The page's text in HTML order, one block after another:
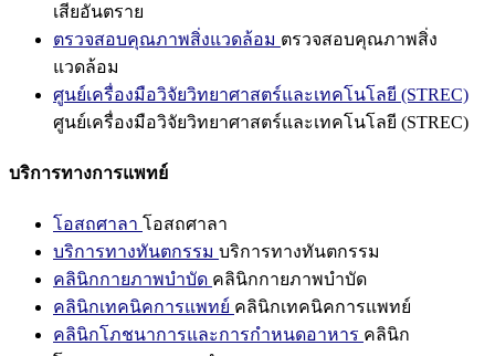
เสียอันตราย
ตรวจสอบคุณภาพสิ่งแวดล้อม ตรวจสอบคุณภาพสิ่ง
แวดล้อม
ศูนย์เครื่องมือวิจัยวิทยาศาสตร์และเทคโนโลยี (STREC)
ศูนย์เครื่องมือวิจัยวิทยาศาสตร์และเทคโนโลยี (STREC)
บริการทางการแพทย์
โอสถศาลา โอสถศาลา
บริการทางทันตกรรม บริการทางทันตกรรม
คลินิกกายภาพบำบัด คลินิกกายภาพบำบัด
คลินิกเทคนิคการแพทย์ คลินิกเทคนิคการแพทย์
คลินิกโภชนาการและการกำหนดอาหาร คลินิก